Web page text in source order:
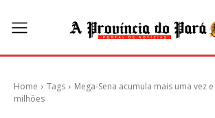
Home Tags
Mega-Sena acumula mais uma vez
milhões